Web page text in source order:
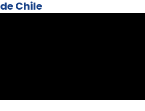
de Chile